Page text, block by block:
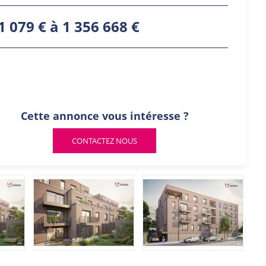
079 € à 1 356 668 €
Cette annonce vous intéresse ?
CONTACTEZ NOUS